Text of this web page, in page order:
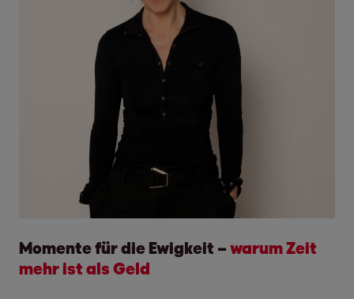
Momente für die Ewigkeit –warum Zeit
mehr ist als Geld